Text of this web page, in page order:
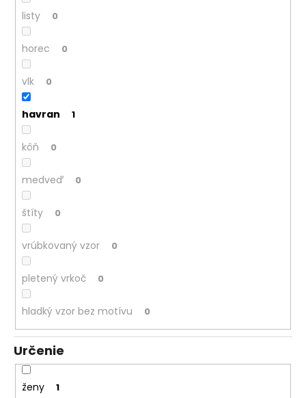
listy 0
horec 0
vlk 0
havran 1
kôň 0
medveď 0
štíty 0
vrúbkovaný vzor 0
pletený vrkoč 0
hladký vzor bez motívu 0
Určenie
ženy 1